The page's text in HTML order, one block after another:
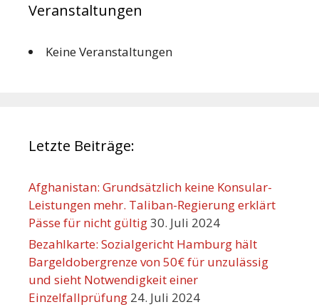
Veranstaltungen
Keine Veranstaltungen
Letzte Beiträge:
Afghanistan: Grundsätzlich keine Konsular-
Leistungen mehr. Taliban-Regierung erklärt
Pässe für nicht gültig30. Juli 2024
Bezahlkarte: Sozialgericht Hamburg hält
Bargeldobergrenze von 50€ für unzulässig
und sieht Notwendigkeit einer
Einzelfallprüfung 24. Juli 2024